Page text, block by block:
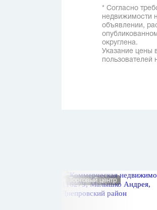
* Согласно
недвижимости
объявлении,
округлена.
Указание цены
пользователей
Торговый центр